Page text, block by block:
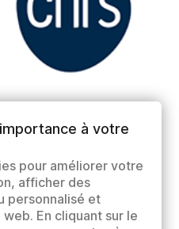
à votre
pour améliorer votre
afficher des
personnalisé et
En cliquant sur le